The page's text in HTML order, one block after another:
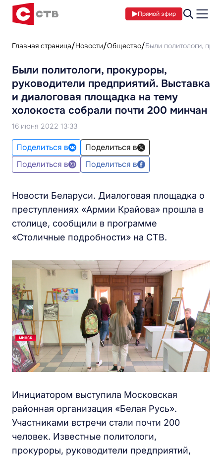
Прямой эфир
Главная страница Новости Общество Были политологи,
Были политологи, прокуроры,
руководители предприятий. Выставка
и диалоговая площадка на тему
холокоста собрали почти 200 минчан
16 июня 2022 13:33
Поделиться в
Поделиться в
Поделиться в
Поделиться в
Новости Беларуси. Диалоговая площадка о
преступлениях «Армии Крайова» прошла в
столице, сообщили в программе
«Столичные подробности» на СТВ.
Инициатором выступила Московская
районная организация «Белая Русь».
Участниками встречи стали почти 200
человек. Известные политологи,
прокуроры, руководители предприятий,